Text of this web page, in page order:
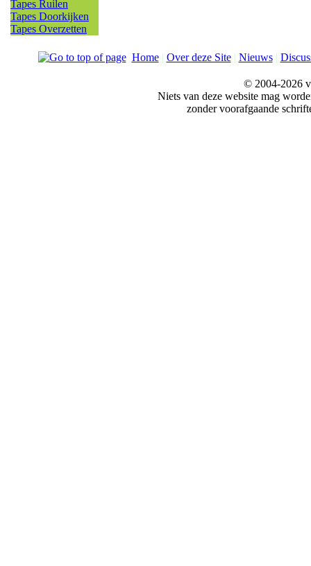
Tapes Ruilen
Tapes Doorkijken
Tapes Overzetten
Home| Over deze Site| Nieuws|
© 2004-2026
Niets van deze website mag
zonder voorafgaande